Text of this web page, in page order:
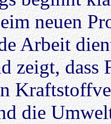
neuen
Arbeit
zeigt,
die